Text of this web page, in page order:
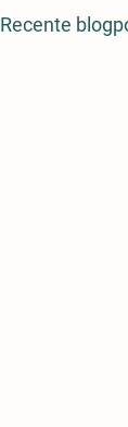
Recente